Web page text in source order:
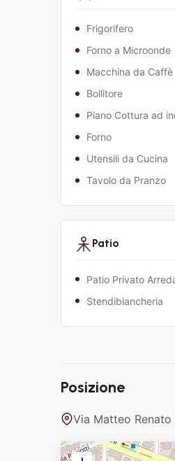
Frigorifero
Forno a Microonde
Macchina da Caffè
Bollitore
Piano Cottura ad
Forno
Utensili da Cucina
Tavolo da Pranzo
Patio
Patio Privato
Stendibiancheria
Posizione
Via Matteo